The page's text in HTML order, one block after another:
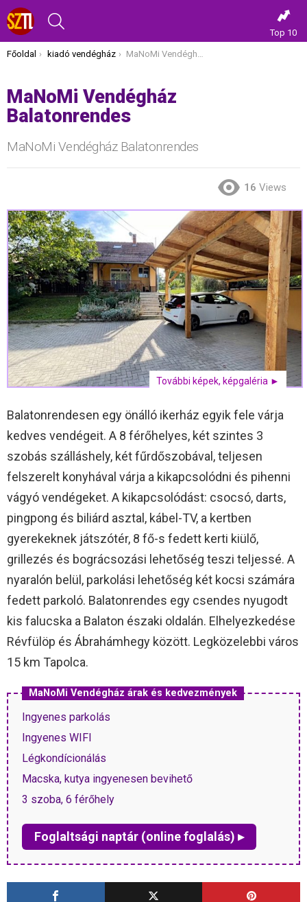
Top 10
Itt vagy most:
Főoldal kiadó vendégház MaNoMi Vendégház Balatonrendes
MaNoMi Vendégház
Balatonrendes
MaNoMi Vendégház Balatonrendes
16 Views
További képek, képgaléria ►
Balatonrendesen egy önálló ikerház egyik fele várja
kedves vendégeit. A 8 férőhelyes, két szintes 3
szobás szálláshely, két fűrdőszobával, teljesen
felszerelt konyhával várja a kikapcsolódni és pihenni
vágyó vendégeket. A kikapcsolódást: csocsó, darts,
pingpong és biliárd asztal, kábel-TV, a kertben
gyerekeknek játszótér, 8 fő-s fedett kerti kiülő,
grillezés és bográcsozási lehetőség teszi teljessé. A
nyaralón belül, parkolási lehetőség két kocsi számára
fedett parkoló. Balatonrendes egy csendes nyugodt
kis falucska a Balaton északi oldalán. Elhelyezkedése
Révfülöp és Ábrahámhegy között. Legközelebbi város
15 km Tapolca.
MaNoMi Vendégház árak és kedvezmények
Ingyenes parkolás
Ingyenes WIFI
Légkondícionálás
Macska, kutya ingyenesen bevihető
3 szoba, 6 férőhely
Foglaltsági naptár (online foglalás) ▸